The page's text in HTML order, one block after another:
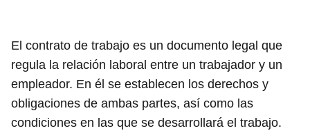
El contrato de trabajo es un documento legal que
regula la relación laboral entre un trabajador y un
empleador. En él se establecen los derechos y
obligaciones de ambas partes, así como las
condiciones en las que se desarrollará el trabajo.